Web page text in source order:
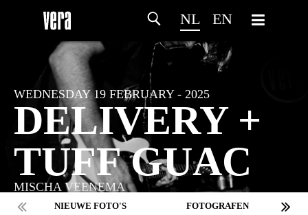
NL EN
WEDNESDAY 19 FEBRUARY - 2025
DELIVERY +
TUFF GUAC
MISCHA VEENEMA
NIEUWE FOTO'S FOTOGRAFEN